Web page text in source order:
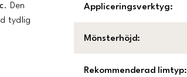
. Den
tydlig
Appliceringsverktyg:
Mönsterhöjd:
Rekommenderad limtyp: